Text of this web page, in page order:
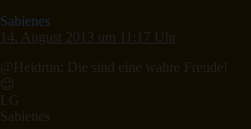
Sabienes
14. August 2013 um 11:17 Uhr
@Heidrun: Die sind eine wahre Freude!
😉
LG
Sabienes